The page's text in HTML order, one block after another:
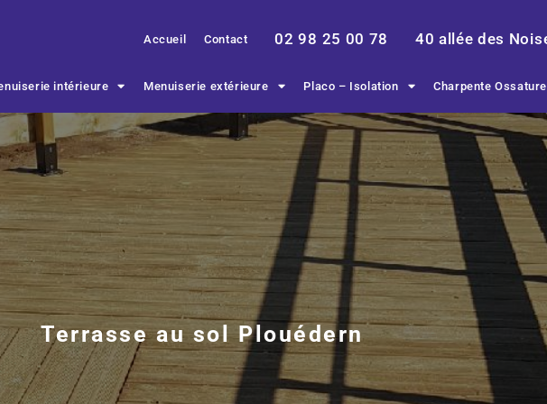
Accueil Contact 02 98 25 00 78 40 allée des
intérieure Menuiserie extérieure Placo – Isolation Charpente
Terrasse au sol Plouédern